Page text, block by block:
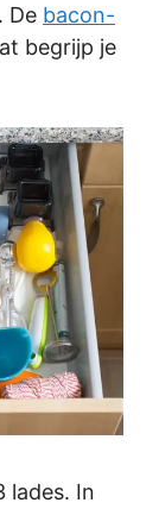
De bacon-
begrijp je
lades. In